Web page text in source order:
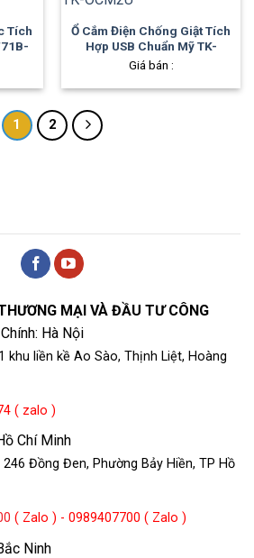
Tích
Ổ Cắm Điện Chống Giật Tích
Hợp USB Chuẩn Mỹ TK-
OCM2U
Giá bán :
1 2
MẠI VÀ ĐẦU TƯ CÔNG
Hà Nội
khu liền kề Ao Sào, Thịnh Liệt, Hoàng
( zalo )
Chí Minh
Đồng Đen, Phường Bảy Hiền, TP Hồ
( Zalo ) - 0989407700 ( Zalo )
Ninh